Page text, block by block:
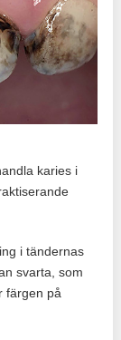
karies i
i tändernas
svarta, som
färgen på